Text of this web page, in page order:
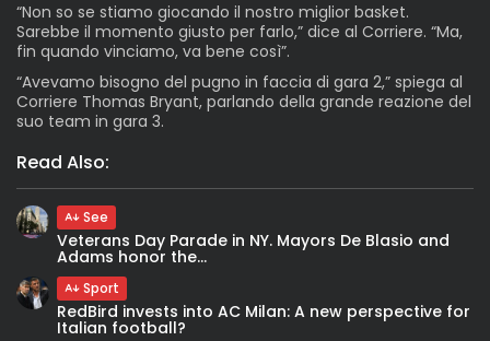
“Non so se stiamo giocando il nostro miglior basket.
Sarebbe il momento giusto per farlo,” dice al Corriere. “Ma,
fin quando vinciamo, va bene così”.
“Avevamo bisogno del pugno in faccia di gara 2,” spiega al
Corriere Thomas Bryant, parlando della grande reazione del
suo team in gara 3.
Read Also:
See
Veterans Day Parade in NY. Mayors De Blasio and
Adams honor the...
Sport
RedBird invests into AC Milan: A new perspective for
Italian football?